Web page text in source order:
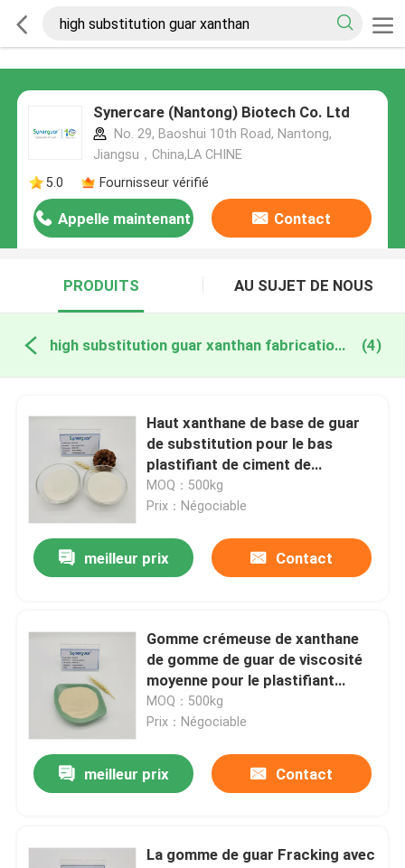
Synercare (Nantong) Biotech Co. Ltd
No. 29, Baoshui 10th Road, Nantong,
Jiangsu，China,LA CHINE
5.0
Fournisseur vérifié
Appelle maintenant Contact
PRODUITS AU SUJET DE NOUS
high substitution guar xanthan fabrication en ligne (4)
Haut xanthane de base de guar
de substitution pour le bas
plastifiant de ciment de
transparent
MOQ：500kg
Prix：Négociable
meilleur prix Contact
Gomme crémeuse de xanthane
de gomme de guar de viscosité
moyenne pour le plastifiant
concentré par additif de gypse
MOQ：500kg
Prix：Négociable
meilleur prix Contact
La gomme de guar Fracking avec